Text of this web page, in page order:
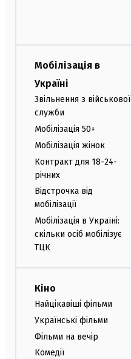
Мобілізація в
Україні
Звільнення з військової
служби
Мобілізація 50+
Мобілізація жінок
Контракт для 18-24-
річних
Відстрочка від
мобілізації
Мобілізація в Україні:
скільки осіб мобілізує
ТЦК
Кіно
Найцікавіші фільми
Українські фільми
Фільми на вечір
Комедії